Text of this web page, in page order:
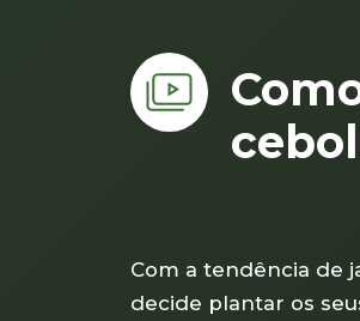
Com a tendência de
decide plantar os